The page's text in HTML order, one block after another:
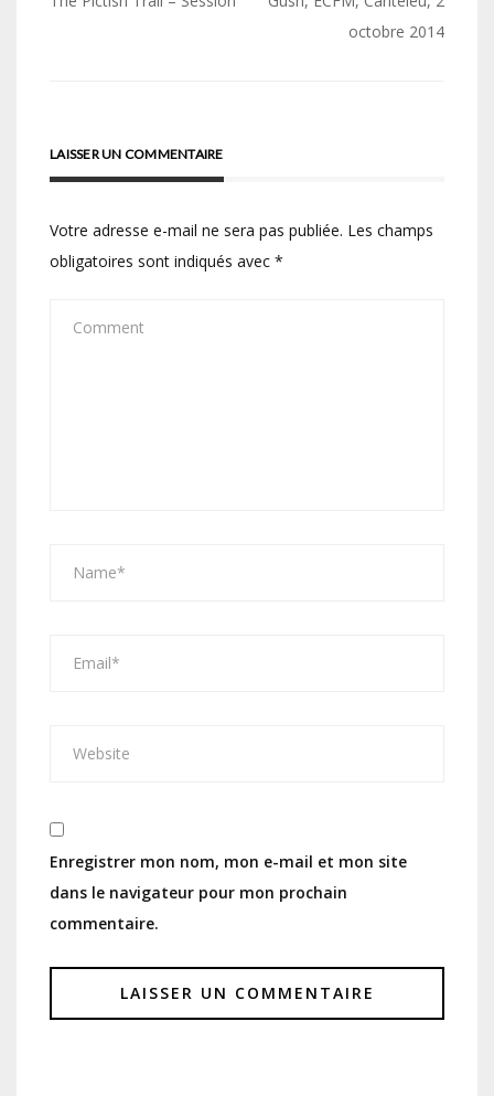
octobre 2014
LAISSER UN COMMENTAIRE
Votre adresse e-mail ne sera pas publiée. Les champs
obligatoires sont indiqués avec *
Enregistrer mon nom, mon e-mail et mon site
dans le navigateur pour mon prochain
commentaire.